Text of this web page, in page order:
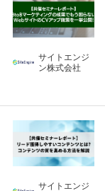
サイトエンジ
ン株式会社
サイトエンジ